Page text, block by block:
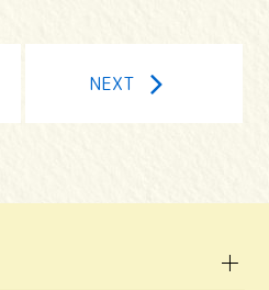
NEXT